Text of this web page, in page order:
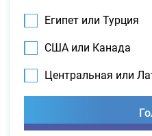
Египет или Турция
США или Канада
Центральная или